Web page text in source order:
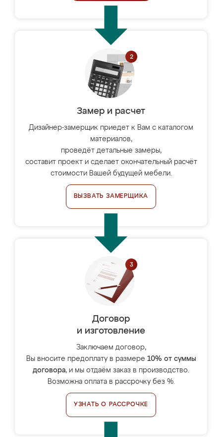
Замер и расчет
Дизайнер-замерщик приедет к Вам с каталогом
материалов,
проведёт детальные замеры,
составит проект и сделает окончательный расчёт
стоимости Вашей будущей мебели.
ВЫЗВАТЬ ЗАМЕРЩИКА
Договор
и изготовление
Заключаем договор,
Вы вносите предоплату в размере 10% от суммы
договора, и мы отдаём заказ в производство.
Возможна оплата в рассрочку без %.
УЗНАТЬ О РАССРОЧКЕ